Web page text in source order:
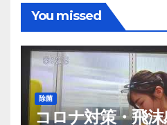
You missed
除菌
コロナ対策・飛